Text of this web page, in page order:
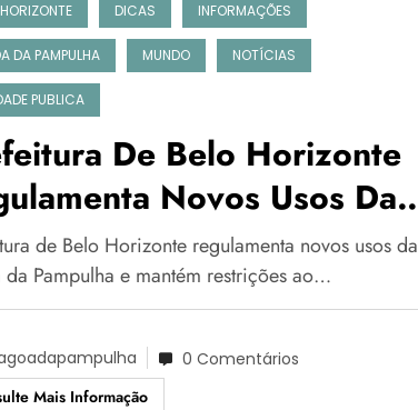
DICAS INFORMAÇÕES
DA PAMPULHA MUNDO NOTÍCIAS
PUBLICA
De Belo Horizonte
Novos Usos Da
Da Pampulha E Mantém
Ao Contato Com A
de Belo Horizonte regulamenta novos usos da
da Pampulha e mantém restrições ao…
0 Comentários
Mais Informação